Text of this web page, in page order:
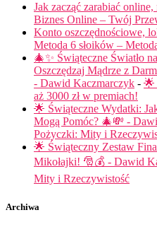
Jak zacząć zarabiać
Biznes Online – Twój
Konto oszczędnościowe,
Metoda 6 słoików –
🎄✨ Świąteczne Światło
Oszczędzaj Mądrze z
- Dawid Kaczmarczyk - 🌟
aż 3000 zł w premiach!
🌟 Świąteczne Wydatki:
Mogą Pomóc? 🎄💸 -
Pożyczki: Mity i
🌟 Świąteczny Zestaw
Mikołajki! 🎅💰 - Dawid
Mity i Rzeczywistość
Archiwa